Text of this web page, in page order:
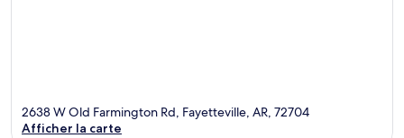
2638 W Old Farmington Rd, Fayetteville, AR, 72704
Afficher la carte